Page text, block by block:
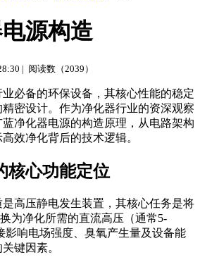
源构造
| 阅读数（2039）
必备的环保设备，其核心性能的稳定
密设计。作为净化器行业的资深观察
净化器电源的构造原理，从电路架构
效净化背后的技术逻辑。
核心功能定位
高压静电发生装置，其核心任务是将
为净化所需的直流高压（通常5-
影响电场强度、臭氧产生量及设备能
键因素。